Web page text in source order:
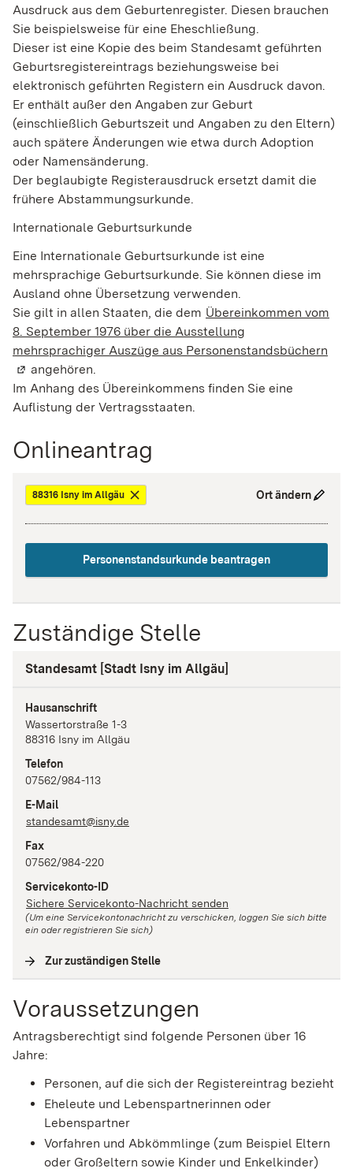
Ausdruck aus dem Geburtenregister. Diesen brauchen
Sie beispielsweise für eine Eheschließung.
Dieser ist eine Kopie des beim Standesamt geführten
Geburtsregistereintrags beziehungsweise bei
elektronisch geführten Registern ein Ausdruck davon.
Er enthält außer den Angaben zur Geburt
(einschließlich Geburtszeit und Angaben zu den Eltern)
auch spätere Änderungen wie etwa durch Adoption
oder Namensänderung.
Der beglaubigte Registerausdruck ersetzt damit die
frühere Abstammungsurkunde.
Internationale Geburtsurkunde
Eine Internationale Geburtsurkunde ist eine
mehrsprachige Geburtsurkunde. Sie können diese im
Ausland ohne Übersetzung verwenden.
Sie gilt in allen Staaten, die dem Übereinkommen vom
8. September 1976 über die Ausstellung
mehrsprachiger Auszüge aus Personenstandsbüchern
angehören.
Im Anhang des Übereinkommens finden Sie eine
Auflistung der Vertragsstaaten.
Onlineantrag
88316 Isny im Allgäu Ort ändern
Personenstandsurkunde beantragen
Zuständige Stelle
Standesamt [Stadt Isny im Allgäu]
Hausanschrift
Wassertorstraße 1-3
88316 Isny im Allgäu
Telefon
07562/984-113
E-Mail
standesamt@isny.de
Fax
07562/984-220
Servicekonto-ID
Sichere Servicekonto-Nachricht senden
(Um eine Servicekontonachricht zu verschicken, loggen Sie sich bitte
ein oder registrieren Sie sich)
Zur zuständigen Stelle
Voraussetzungen
Antragsberechtigt sind folgende Personen über 16
Jahre:
Personen, auf die sich der Registereintrag bezieht
Eheleute und Lebenspartnerinnen oder
Lebenspartner
Vorfahren und Abkömmlinge (zum Beispiel Eltern
oder Großeltern sowie Kinder und Enkelkinder)